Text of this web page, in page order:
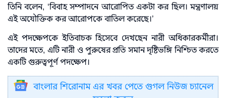
তিনি বলেন, ‘বিবাহ সম্পাদনে আরোপিত একটা কর ছিল। মন্ত্রণালয়
এই অযৌক্তিক কর আরোপকে বাতিল করেছে।’
এই পদক্ষেপকে ইতিবাচক হিসেবে দেখছেন নারী অধিকারকর্মীরা।
তাদের মতে, এটি নারী ও পুরুষের প্রতি সমান দৃষ্টিভঙ্গি নিশ্চিত করতে
একটি গুরুত্বপূর্ণ পদক্ষেপ।
বাংলার শিরোনাম এর খবর পেতে গুগল নিউজ চ্যানেল